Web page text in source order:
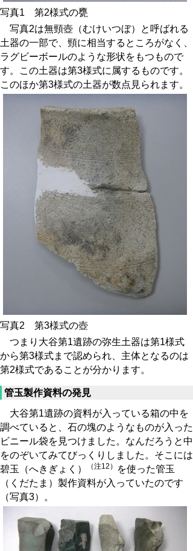
写真1 第2様式の甕
写真2は無頸壺（むけいつぼ）と呼ばれる
土器の一部で、頸に相当するところがなく、
ラグビーボールのような形状をもつもので
す。この土器は第3様式に属するものです。
このほか第3様式の土器が数点見られます。
写真2 第3様式の壺
つまり大谷第1遺跡の弥生土器は第1様式
から第3様式まで認められ、主体となるのは
第2様式であることが分かります。
管玉製作資料の発見
大谷第1遺跡の資料が入っている箱の中を
調べていると、石の塊のようなものが入った
ビニール袋を見つけました。なんだろうと中
をのぞいてみてびっくりしました。そこには
碧玉（へきぎょく）
（注12）
を使った管玉
（くだたま）製作資料が入っていたのです
（写真3）。